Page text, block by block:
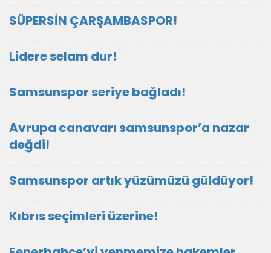
SÜPERSİN ÇARŞAMBASPOR!
Lidere selam dur!
Samsunspor seriye bağladı!
Avrupa canavarı samsunspor’a nazar
değdi!
Samsunspor artık yüzümüzü güldüyor!
Kıbrıs seçimleri üzerine!